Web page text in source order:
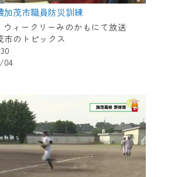
加茂市職員防災訓練
ィークリーみのかもにて放送
市のトピックス
04